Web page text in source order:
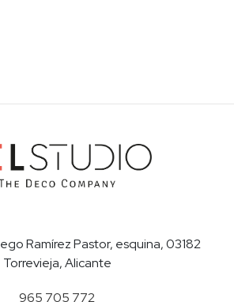
Ramírez Pastor, esquina, 03182
Torrevieja, Alicante
965 705 772